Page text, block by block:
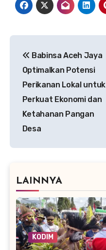
pos
Babinsa Aceh Jaya
Optimalkan Potensi
Perikanan Lokal untuk
Perkuat Ekonomi dan
Ketahanan Pangan
Desa
LAINNYA
KODIM